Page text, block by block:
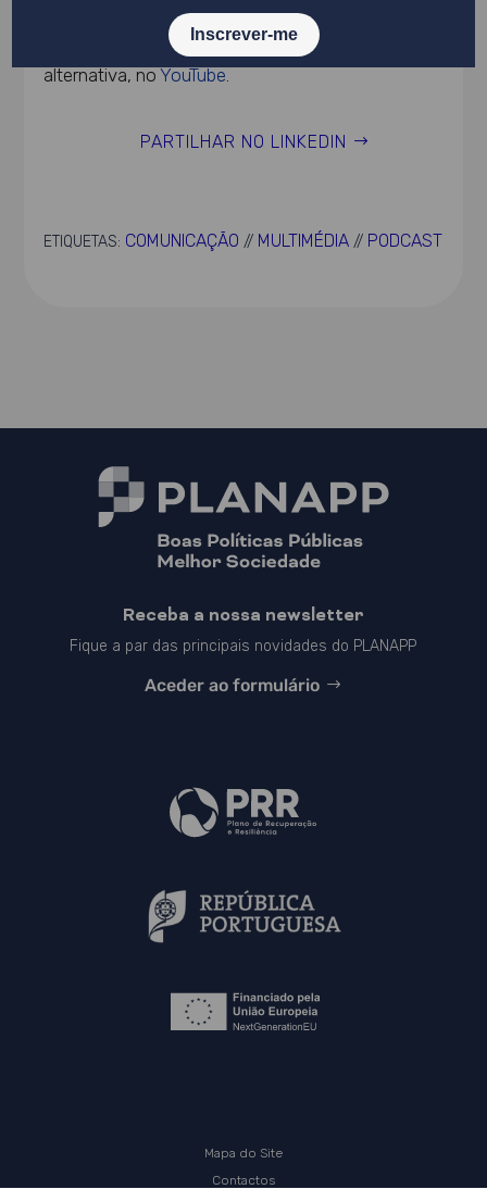
O podcast está disponível no Spotify
alternativa, noYouTube.
PARTILHAR NO LINKEDIN
ETIQUETAS: COMUNICAÇÃO // MULTIMÉDIA // PODCAST
Receba a nossa newsletter
Fique a par das principais novidades do PLANAPP
Aceder ao formulário
Mapa do Site
Contactos